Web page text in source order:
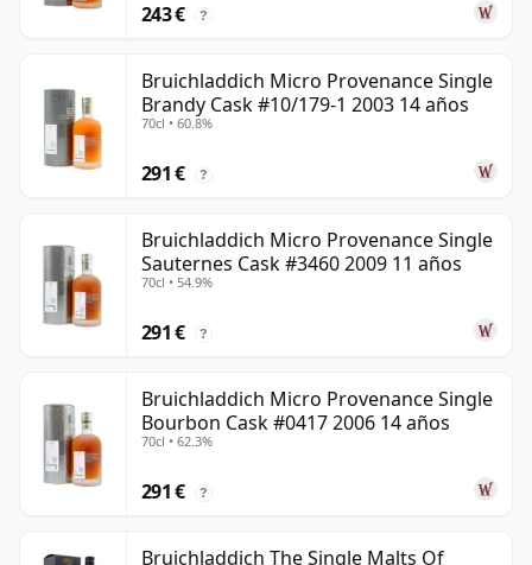
243 € ?
Bruichladdich Micro Provenance Single
Brandy Cask #10/179-1 2003 14 años
70cl • 60.8%
291 € ?
Bruichladdich Micro Provenance Single
Sauternes Cask #3460 2009 11 años
70cl • 54.9%
291 € ?
Bruichladdich Micro Provenance Single
Bourbon Cask #0417 2006 14 años
70cl • 62.3%
291 € ?
Bruichladdich The Single Malts Of